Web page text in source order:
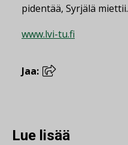
pidentää, Syrjälä miettii.
www.lvi-tu.fi
Jaa:
Lue lisää